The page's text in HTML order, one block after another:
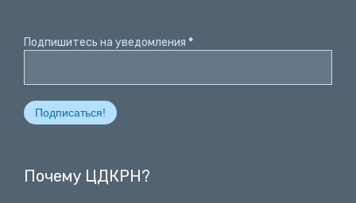
Подпишитесь на уведомления *
Почему ЦДКРН?